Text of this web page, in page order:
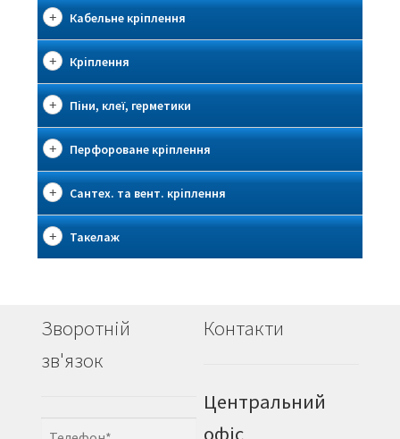
Кабельне кріплення
Кріплення
Піни, клеї, герметики
Перфороване кріплення
Сантех. та вент. кріплення
Такелаж
Зворотній
зв'язок
Контакти
Центральний
офіс